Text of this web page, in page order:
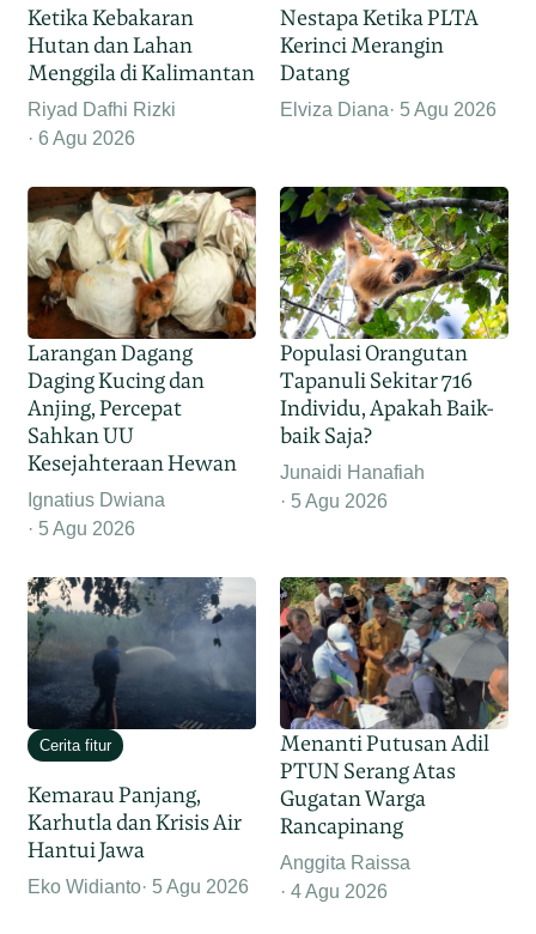
Ketika Kebakaran
Hutan dan Lahan
Menggila di Kalimantan
Riyad Dafhi Rizki
6 Agu 2026
Nestapa Ketika PLTA
Kerinci Merangin
Datang
Elviza Diana 5 Agu 2026
Larangan Dagang
Daging Kucing dan
Anjing, Percepat
Sahkan UU
Kesejahteraan Hewan
Ignatius Dwiana
5 Agu 2026
Populasi Orangutan
Tapanuli Sekitar 716
Individu, Apakah Baik-
baik Saja?
Junaidi Hanafiah
5 Agu 2026
Cerita fitur
Kemarau Panjang,
Karhutla dan Krisis Air
Hantui Jawa
Eko Widianto 5 Agu 2026
Menanti Putusan Adil
PTUN Serang Atas
Gugatan Warga
Rancapinang
Anggita Raissa
4 Agu 2026